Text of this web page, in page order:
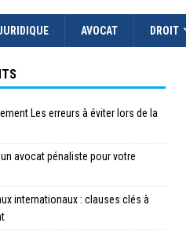
AVOCAT DROIT
Les erreurs à éviter lors de la
avocat pénaliste pour votre
internationaux : clauses clés à